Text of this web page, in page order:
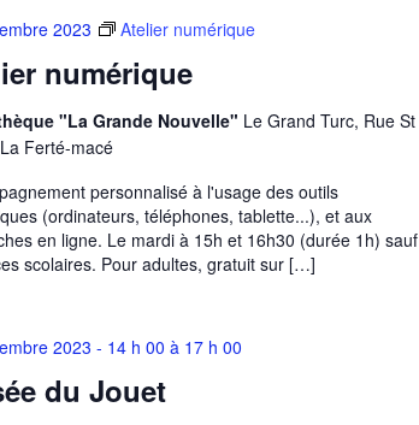
numérique
2023 Atelier numérique
"La Grande Nouvelle" Le Grand Turc, Rue St
Ferté-macé
personnalisé à l'usage des outils
(ordinateurs, téléphones, tablette...), et aux
en ligne. Le mardi à 15h et 16h30 (durée 1h) sauf
scolaires. Pour adultes, gratuit sur […]
du Jouet
2023 - 14 h 00 à 17 h 00